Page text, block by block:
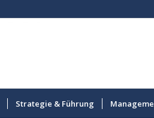
Strategie & Führung